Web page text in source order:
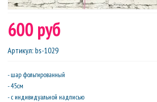
600 руб
Артикул: bs-1029
- шар фольгированный
- 45см
- с индивидуальной надписью